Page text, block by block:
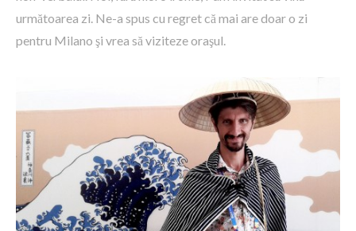
următoarea zi. Ne-a spus cu regret că mai are doar o zi
pentru Milano şi vrea să viziteze oraşul.